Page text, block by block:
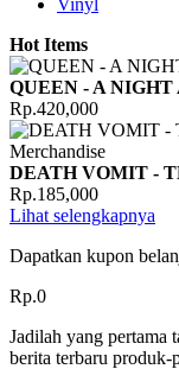
Hot Items
QUEEN - A
Rp.420,000
DEATH VOMIT -
Rp.185,000
Lihat selengkapnya
Dapatkan kupon
Rp.0
Jadilah yang pertama
berita terbaru produk-